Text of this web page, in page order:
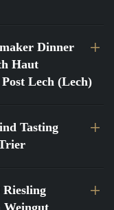
Dinner
Haut
Lech (Lech)
Tasting
Riesling